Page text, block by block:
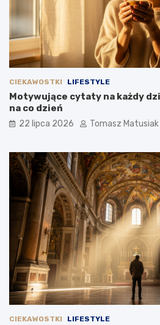
CIEKAWOSTKI LIFESTYLE
Motywujące cytaty na każdy
na co dzień
22 lipca 2026 Tomasz Matusiak
CIEKAWOSTKI LIFESTYLE